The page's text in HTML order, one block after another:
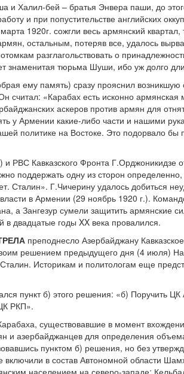
и Халил-бей – братья Энвера паши, до
и при попустительстве английских
1920г. сожгли весь армянский
остальным, потеряв все, удалось
разглагольствовать о
знаменитая тюрьма Шуши, ибо уж долго
ему память) сразу прояснил
считал: «Карабах есть исконно
аскеров против армян для
у Армении какие-либо части и нашими
политике на Востоке. Это подорвало бы
РВС Кавказского Фронта Г.Орджоникидзе
поддержать одну из сторон
Г.Чичерину удалось добиться
в Армении (29 ноябрь 1920 г.).
а Зангезур сумели защитить армянские
двадцатые годы XX века провалился.
преподнесло Азербайджану
решением предыдущего дня (4 июля)
Историкам и политологам еще
пункт б) этого решения: «б) Поручить
РКП».
существовавшие в момент
и азербайджанцев для определения
пунктом б) решения, но без
включили в состав Автономной области